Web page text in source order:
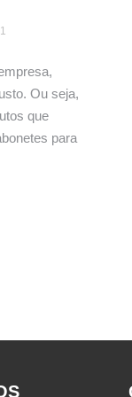
Ou seja,
que
para